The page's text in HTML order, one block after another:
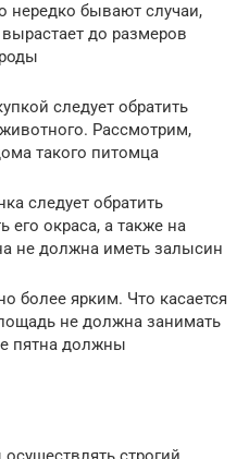
нередко бывают случаи,
до размеров
следует обратить
Рассмотрим,
такого питомца
следует обратить
его окраса, а также на
не должна иметь залысин
более ярким. Что касается
не должна занимать
пятна должны